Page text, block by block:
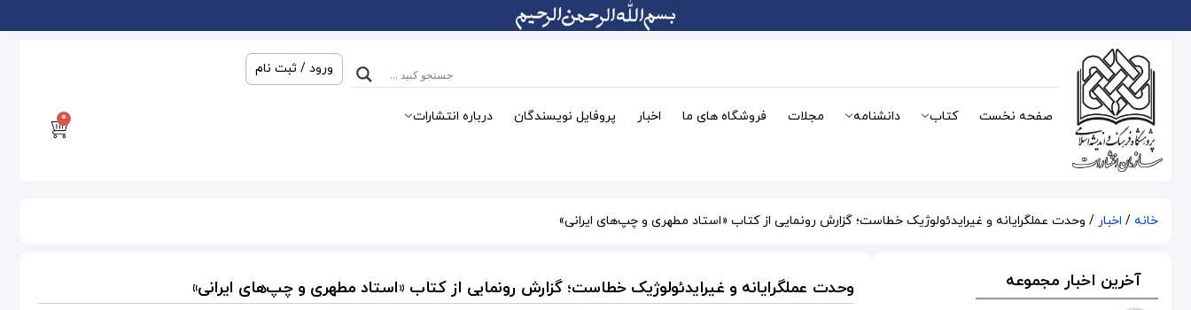
ورود / ثبت نام
صفحه نخست کتاب دانشنامه مجلات فروشگاه های ما اخبار پروفایل نویسندگان درباره انتشارات 0
خانه / اخبار / وحدت عملگرایانه و غیرایدئولوژیک خطاست؛ گزارش رونمایی از کتاب «استاد مطهری و چپ‌های ایرانی»
آخرین اخبار مجموعه وحدت عملگرایانه و غیرایدئولوژیک خطاست؛ گزارش رونمایی از کتاب «استاد مطهری و چپ‌های ایرانی»